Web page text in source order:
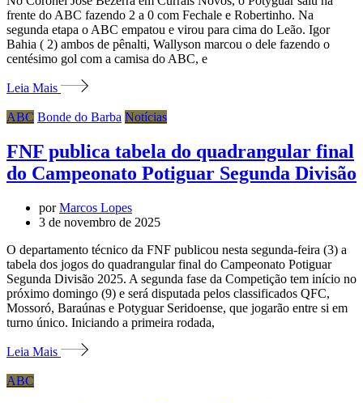
frente do ABC fazendo 2 a 0 com Fechale e Robertinho. Na
segunda etapa o ABC empatou e virou para cima do Leão. Igor
Bahia ( 2) ambos de pênalti, Wallyson marcou o dele fazendo o
centésimo gol com a camisa do ABC, e
Leia Mais
ABC Bonde do Barba Notícias
FNF publica tabela do quadrangular final
do Campeonato Potiguar Segunda Divisão
porMarcos Lopes
3 de novembro de 2025
O departamento técnico da FNF publicou nesta segunda-feira (3) a
tabela dos jogos do quadrangular final do Campeonato Potiguar
Segunda Divisão 2025. A segunda fase da Competição tem início no
próximo domingo (9) e será disputada pelos classificados QFC,
Mossoró, Baraúnas e Potyguar Seridoense, que jogarão entre si em
turno único. Iniciando a primeira rodada,
Leia Mais
ABC